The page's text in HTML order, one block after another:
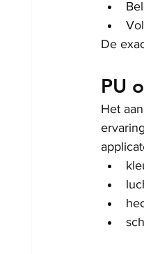
De
PU
Het